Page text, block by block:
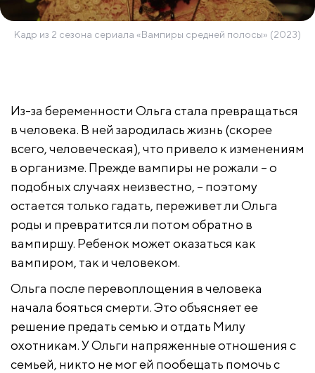
Кадр из 2 сезона сериала «Вампиры средней полосы» (2023)
Из-за беременности Ольга стала превращаться
в человека. В ней зародилась жизнь (скорее
всего, человеческая), что привело к изменениям
в организме. Прежде вампиры не рожали – о
подобных случаях неизвестно, – поэтому
остается только гадать, переживет ли Ольга
роды и превратится ли потом обратно в
вампиршу. Ребенок может оказаться как
вампиром, так и человеком.
Ольга после перевоплощения в человека
начала бояться смерти. Это объясняет ее
решение предать семью и отдать Милу
охотникам. У Ольги напряженные отношения с
семьей, никто не мог ей пообещать помочь с